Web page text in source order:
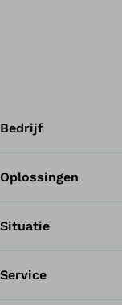
Bedrijf
Oplossingen
Situatie
Service